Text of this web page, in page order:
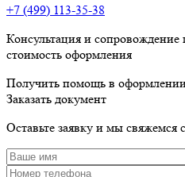
+7 (499) 113-35-38
Консультация и
стоимость оформления
Получить помощь в
Заказать документ
Оставьте заявку и мы